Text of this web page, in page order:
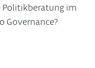
Politikberatung im
Governance?